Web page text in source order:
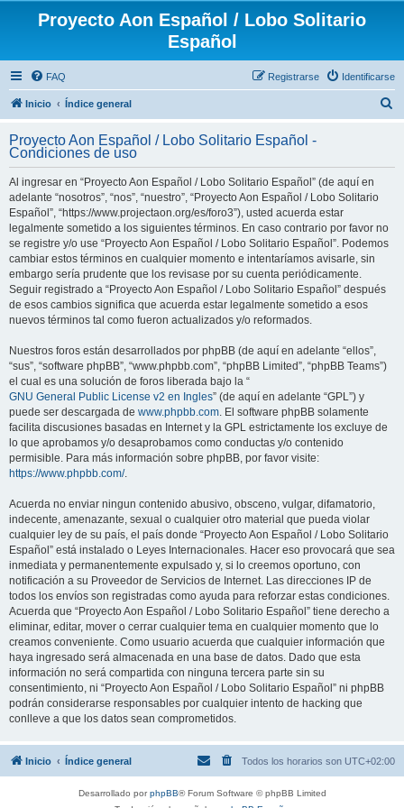
Proyecto Aon Español / Lobo Solitario
Español
FAQ Identificarse
Registrarse
Inicio Índice general
c
Proyecto Aon Español / Lobo Solitario Español -
Condiciones de uso
Al ingresar en “Proyecto Aon Español / Lobo Solitario Español” (de aquí en
adelante “nosotros”, “nos”, “nuestro”, “Proyecto Aon Español / Lobo Solitario
Español”, “https://www.projectaon.org/es/foro3”), usted acuerda estar
legalmente sometido a los siguientes términos. En caso contrario por favor no
se registre y/o use “Proyecto Aon Español / Lobo Solitario Español”. Podemos
cambiar estos términos en cualquier momento e intentaríamos avisarle, sin
embargo sería prudente que los revisase por su cuenta periódicamente.
Seguir registrado a “Proyecto Aon Español / Lobo Solitario Español” después
de esos cambios significa que acuerda estar legalmente sometido a esos
nuevos términos tal como fueron actualizados y/o reformados.
Nuestros foros están desarrollados por phpBB (de aquí en adelante “ellos”,
“sus”, “software phpBB”, “www.phpbb.com”, “phpBB Limited”, “phpBB Teams”)
el cual es una solución de foros liberada bajo la “
GNU General Public License v2 en Ingles” (de aquí en adelante “GPL”) y
puede ser descargada de www.phpbb.com. El software phpBB solamente
facilita discusiones basadas en Internet y la GPL estrictamente los excluye de
lo que aprobamos y/o desaprobamos como conductas y/o contenido
permisible. Para más información sobre phpBB, por favor visite:
https://www.phpbb.com/.
Acuerda no enviar ningun contenido abusivo, obsceno, vulgar, difamatorio,
indecente, amenazante, sexual o cualquier otro material que pueda violar
cualquier ley de su país, el país donde “Proyecto Aon Español / Lobo Solitario
Español” está instalado o Leyes Internacionales. Hacer eso provocará que sea
inmediata y permanentemente expulsado y, si lo creemos oportuno, con
notificación a su Proveedor de Servicios de Internet. Las direcciones IP de
todos los envíos son registradas como ayuda para reforzar estas condiciones.
Acuerda que “Proyecto Aon Español / Lobo Solitario Español” tiene derecho a
eliminar, editar, mover o cerrar cualquier tema en cualquier momento que lo
creamos conveniente. Como usuario acuerda que cualquier información que
haya ingresado será almacenada en una base de datos. Dado que esta
información no será compartida con ninguna tercera parte sin su
consentimiento, ni “Proyecto Aon Español / Lobo Solitario Español” ni phpBB
podrán considerarse responsables por cualquier intento de hacking que
conlleve a que los datos sean comprometidos.
Inicio Índice general Todos los horarios son UTC+02:00
Desarrollado porphpBB® Forum Software © phpBB Limited